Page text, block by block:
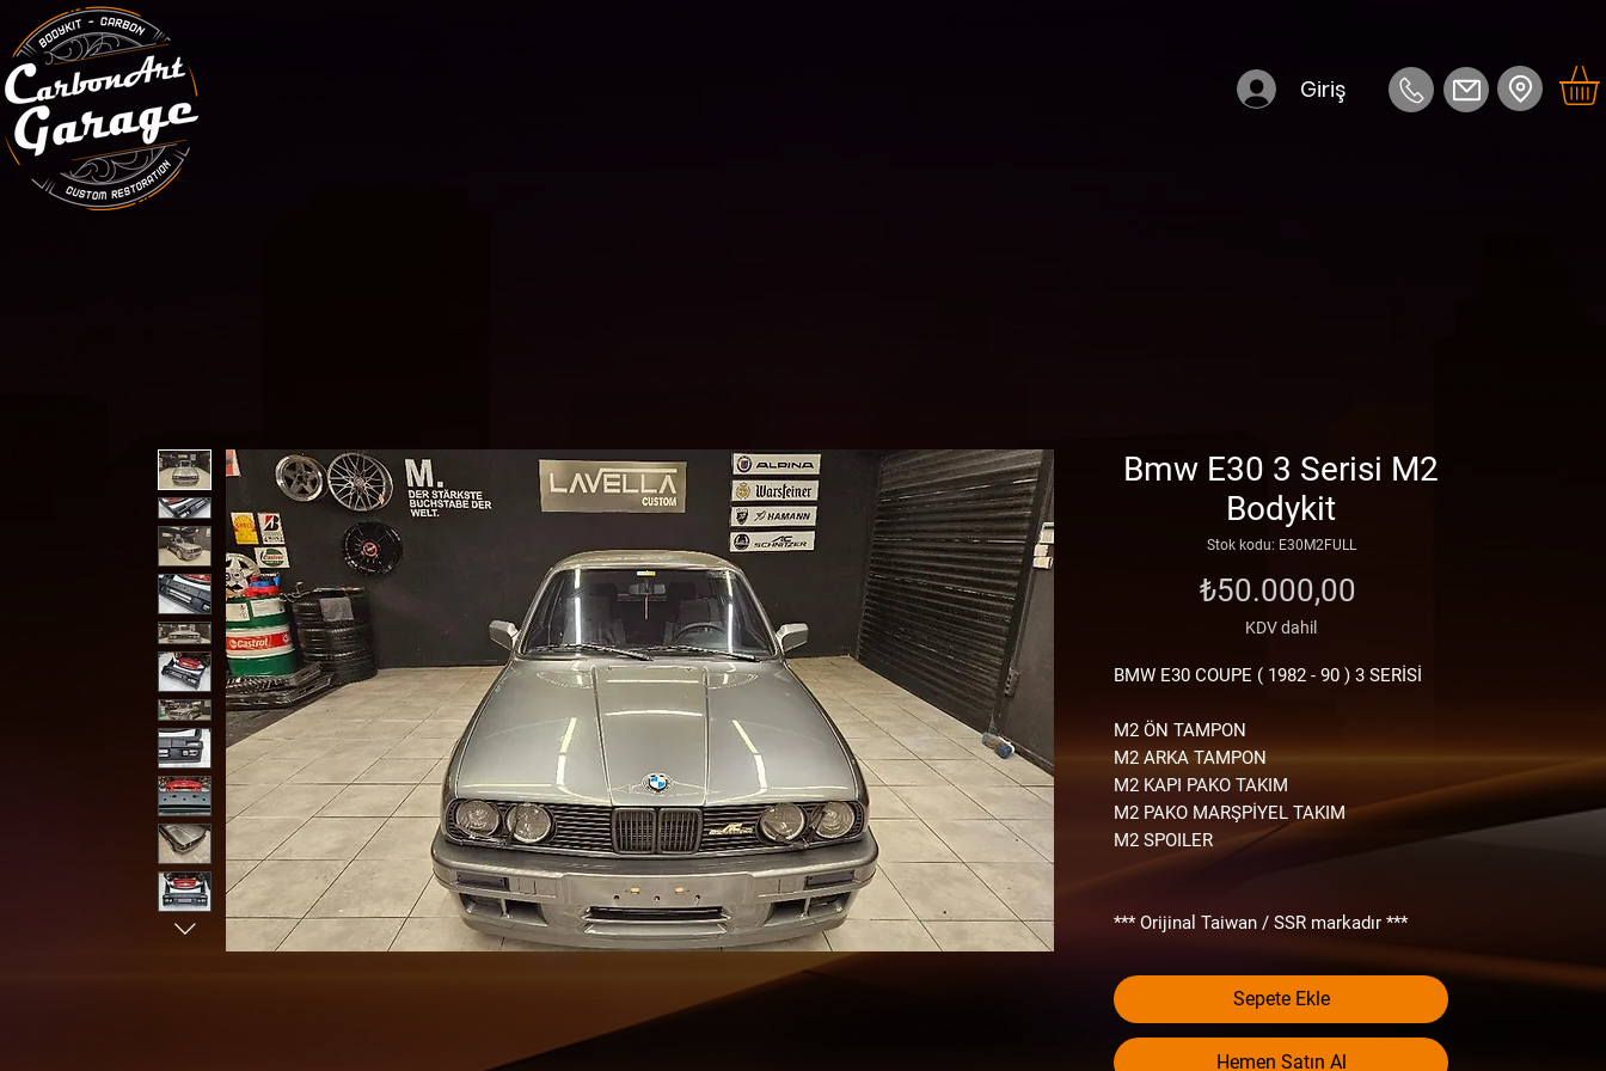
Giriş
Bmw E30 3 Serisi M2
Bodykit
Stok kodu: E30M2FULL
₺50.000,00
KDV dahil
BMW E30 COUPE ( 1982 - 90 ) 3 SERİSİ
M2 ÖN TAMPON
M2 ARKA TAMPON
M2 KAPI PAKO TAKIM
M2 PAKO MARŞPİYEL TAKIM
M2 SPOILER
*** Orijinal Taiwan / SSR markadır ***
diğer parçalar üzerinde görebilirsiniz.
Lütfen “ Çin malı mı ? “ diye sormayınız.
Taiwan diyip Çin malı satan firmalardan
değiliz.
Sepete Ekle
Hemen Satın Al